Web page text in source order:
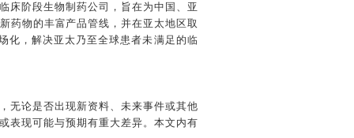
床阶段生物制药公司，旨在为中国、亚
药物的丰富产品管线，并在亚太地区取
化，解决亚太乃至全球患者未满足的临
无论是否出现新资料、未来事件或其他
表现可能与预期有重大差异。本文内有